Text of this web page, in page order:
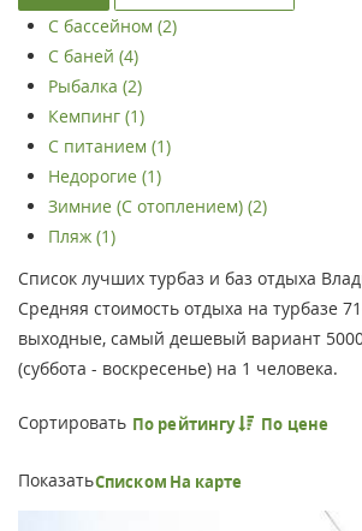
С бассейном (2)
С баней (4)
Рыбалка (2)
Кемпинг (1)
С питанием (1)
Недорогие (1)
Зимние (С отоплением) (2)
Пляж (1)
Список лучших турбаз и баз отдыха
Средняя стоимость отдыха на турбазе
выходные, самый дешевый вариант
(суббота - воскресенье) на 1 человека.
Сортировать По рейтингу По цене
ПоказатьСписком На карте